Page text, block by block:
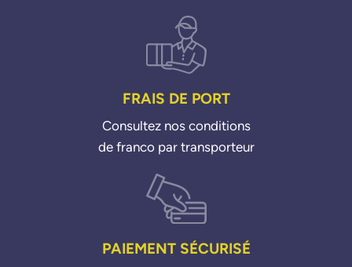
FRAIS DE PORT
Consultez nos conditions
de franco par transporteur
PAIEMENT SÉCURISÉ